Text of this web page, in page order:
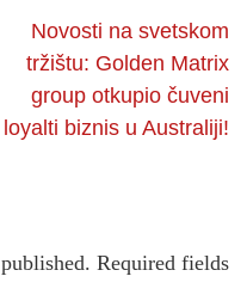
Novosti na svetskom
tržištu: Golden Matrix
group otkupio čuveni
loyalti biznis u Australiji!
Required fields